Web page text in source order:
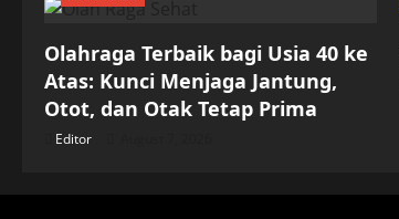
Olahraga Terbaik bagi Usia 40 ke
Atas: Kunci Menjaga Jantung,
Otot, dan Otak Tetap Prima
Editor